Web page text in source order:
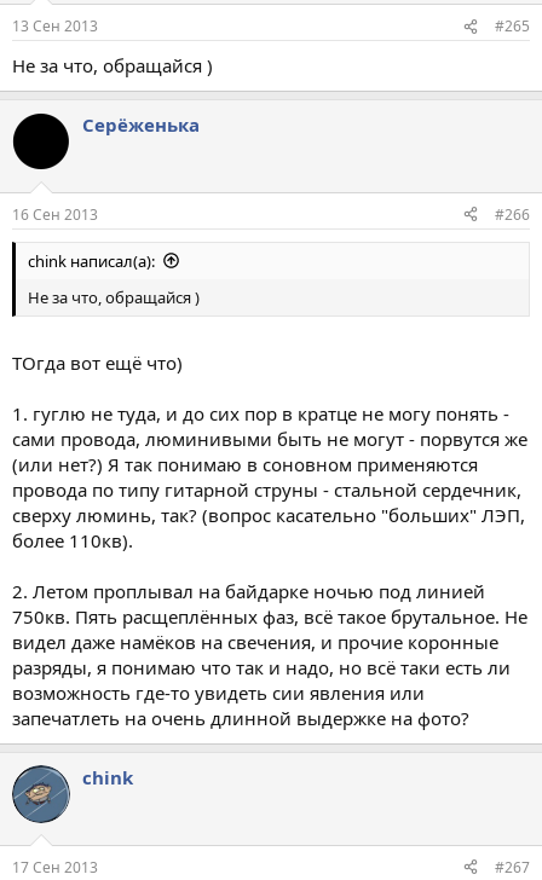
13 Сен 2013 #265
Не за что, обращайся )
Серёженька
16 Сен 2013 #266
chink написал(а):
Не за что, обращайся )
ТОгда вот ещё что)
1. гуглю не туда, и до сих пор в кратце не могу понять -
сами провода, люминивыми быть не могут - порвутся же
(или нет?) Я так понимаю в соновном применяются
провода по типу гитарной струны - стальной сердечник,
сверху люминь, так? (вопрос касательно "больших" ЛЭП,
более 110кв).
2. Летом проплывал на байдарке ночью под линией
750кв. Пять расщеплённых фаз, всё такое брутальное. Не
видел даже намёков на свечения, и прочие коронные
разряды, я понимаю что так и надо, но всё таки есть ли
возможность где-то увидеть сии явления или
запечатлеть на очень длинной выдержке на фото?
chink
17 Сен 2013 #267